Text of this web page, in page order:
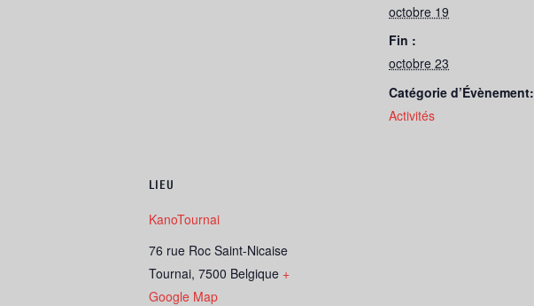
octobre 19
Fin :
octobre 23
Catégorie d’Évènement:
Activités
LIEU
KanoTournai
76 rue Roc Saint-Nicaise
Tournai, 7500 Belgique +
Google Map